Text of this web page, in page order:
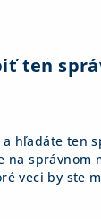
ten
hľadáte ten
na správnom
veci by ste